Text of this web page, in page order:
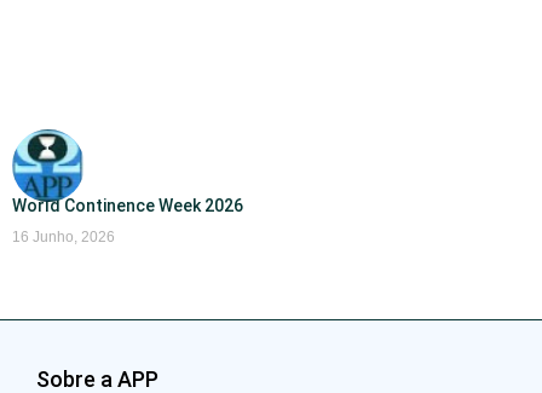
World Continence Week 2026
16 Junho, 2026
Sobre a APP